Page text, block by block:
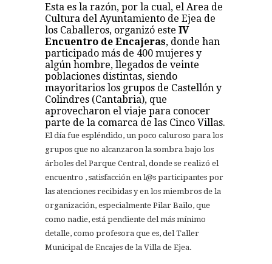
Esta es la razón, por la cual, el Area de
Cultura del Ayuntamiento de Ejea de
los Caballeros, organizó este IV
Encuentro de Encajeras, donde han
participado más de 400 mujeres y
algún hombre, llegados de veinte
poblaciones distintas, siendo
mayoritarios los grupos de Castellón y
Colindres (Cantabria), que
aprovecharon el viaje para conocer
parte de la comarca de las Cinco Villas.
El día fue espléndido, un poco caluroso para los
grupos que no alcanzaron la sombra bajo los
árboles del Parque Central, donde se realizó el
encuentro , satisfacción en l@s participantes por
las atenciones recibidas y en los miembros de la
organización, especialmente Pilar Bailo, que
como nadie, está pendiente del más mínimo
detalle, como profesora que es, del Taller
Municipal de Encajes de la Villa de Ejea.